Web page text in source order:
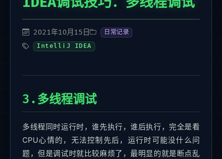
2021年10月15日
日常记录
IntelliJ IDEA
3.多线程调试
多线程同时运行时，谁先执行，谁后执行，完全是看
CPU心情的，无法控制先后，运行时可能没什么问
题，但是调试时就比较麻烦了，最明显的就是断点乱